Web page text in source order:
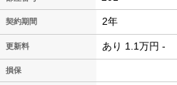
契約期間 2年
更新料 あり 1.1万円 -
損保